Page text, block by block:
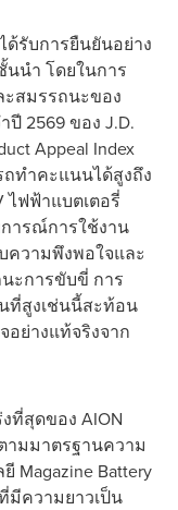
ด้รับการยืนยันอย่าง
นนำ โดยในการ
สมรรถนะของ
2569 ของ J.D.
Appeal Index
ถทำคะแนนได้สูงถึง
ไฟฟ้าแบตเตอรี่
ารณ์การใช้งาน
ความพึงพอใจและ
ะการขับขี่ การ
ที่สูงเช่นนี้สะท้อน
ย่างแท้จริงจาก
ที่สุดของ AION
ามมาตรฐานความ
Magazine Battery
มีความยาวเป็น